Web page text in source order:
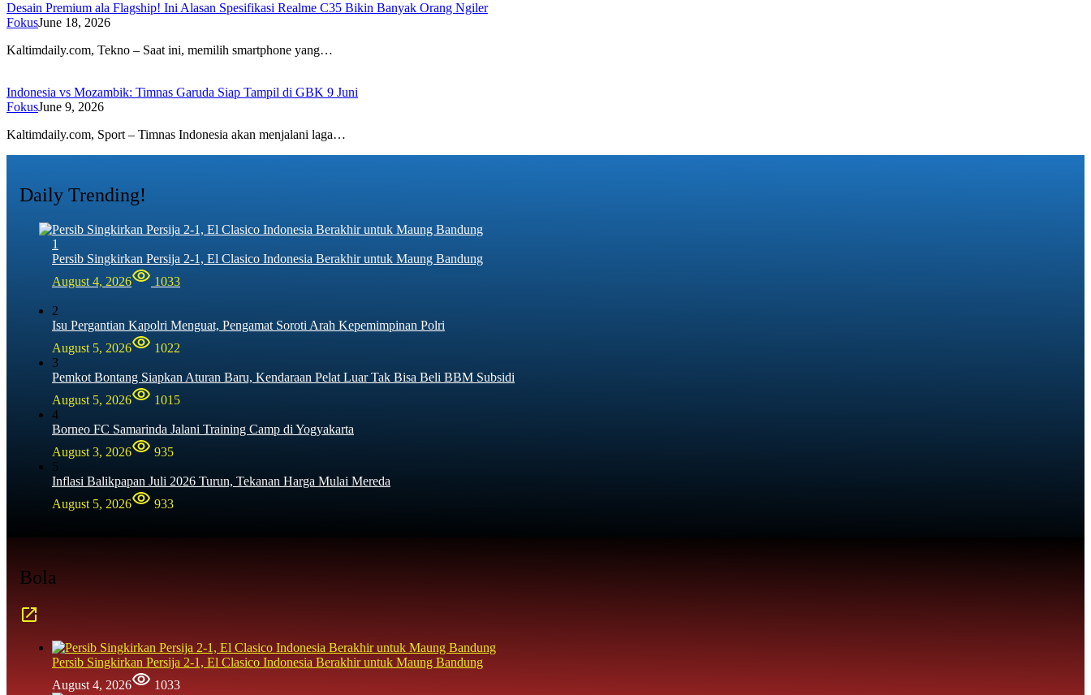
Desain Premium ala Flagship! Ini Alasan Spesifikasi Realme C35 Bikin Banyak Orang Ngiler
FokusJune 18, 2026
Kaltimdaily.com, Tekno – Saat ini, memilih smartphone yang…
Indonesia vs Mozambik: Timnas Garuda Siap Tampil di GBK 9 Juni
FokusJune 9, 2026
Kaltimdaily.com, Sport – Timnas Indonesia akan menjalani laga…
Daily Trending!
1
Persib Singkirkan Persija 2-1, El Clasico Indonesia Berakhir untuk Maung Bandung
August 4, 2026
1033
2
Isu Pergantian Kapolri Menguat, Pengamat Soroti Arah Kepemimpinan Polri
August 5, 2026
1022
3
Pemkot Bontang Siapkan Aturan Baru, Kendaraan Pelat Luar Tak Bisa Beli BBM Subsidi
August 5, 2026
1015
4
Borneo FC Samarinda Jalani Training Camp di Yogyakarta
August 3, 2026
935
5
Inflasi Balikpapan Juli 2026 Turun, Tekanan Harga Mulai Mereda
August 5, 2026
933
Bola
Persib Singkirkan Persija 2-1, El Clasico Indonesia Berakhir untuk Maung Bandung
August 4, 2026
1033